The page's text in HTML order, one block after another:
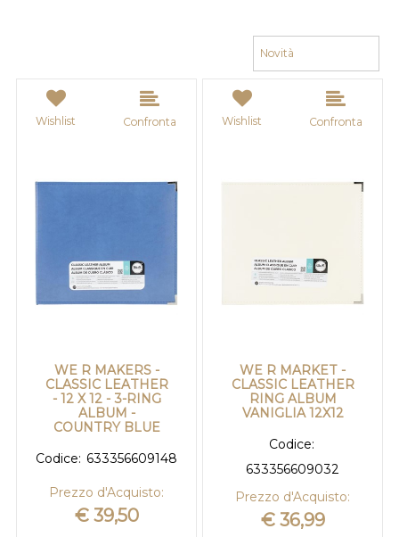
Wishlist Confronta
WE R MAKERS -
CLASSIC LEATHER
- 12 X 12 - 3-RING
ALBUM -
COUNTRY BLUE
Codice: 633356609148
Prezzo d'Acquisto:
€ 39,50
Wishlist Confronta
WE R MARKET -
CLASSIC LEATHER
RING ALBUM
VANIGLIA 12X12
Codice:
633356609032
Prezzo d'Acquisto:
€ 36,99